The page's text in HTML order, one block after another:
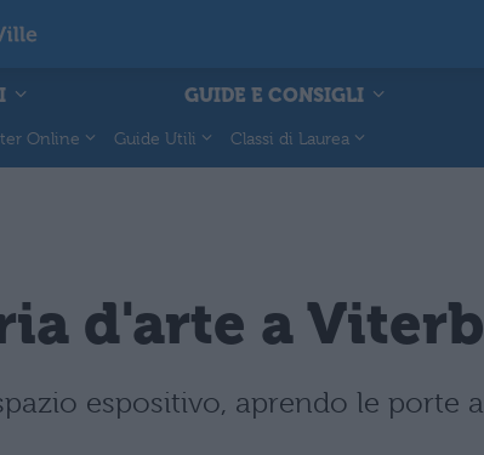
GUIDE E CONSIGLI
Online Guide Utili Classi di Laurea
d'arte a
espositivo, aprendo le porte